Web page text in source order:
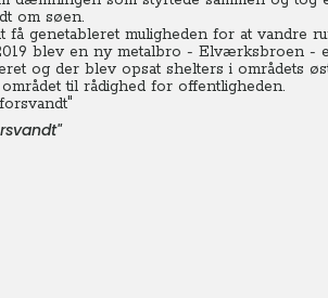
om søen.
få genetableret muligheden for at vandre
blev en ny metalbro - Elværksbroen -
og der blev opsat shelters i områdets
til rådighed for offentligheden.